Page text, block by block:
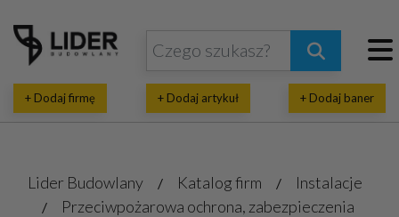
+ Dodaj firmę + Dodaj artykuł + Dodaj baner
Lider Budowlany Katalog firm
Instalacje
Przeciwpożarowa ochrona, zabezpieczenia